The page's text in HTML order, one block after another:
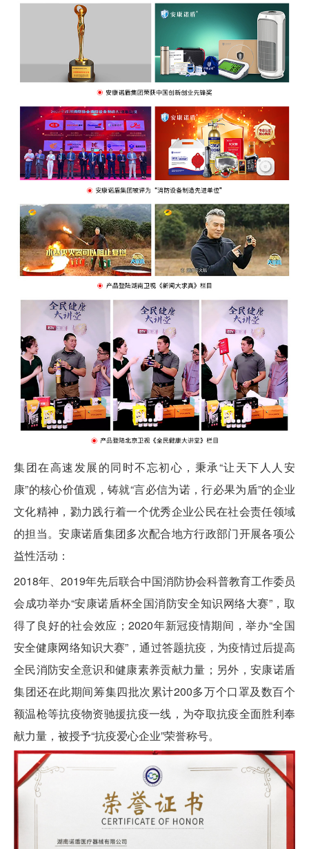
集团在高速发展的同时不忘初心，秉承“让天下人人安
康”的核心价值观，铸就“言必信为诺，行必果为盾”的企业
文化精神，勠力践行着一个优秀企业公民在社会责任领域
的担当。安康诺盾集团多次配合地方行政部门开展各项公
益性活动：
2018年、2019年先后联合中国消防协会科普教育工作委员
会成功举办“安康诺盾杯全国消防安全知识网络大赛”，取
得了良好的社会效应；2020年新冠疫情期间，举办“全国
安全健康网络知识大赛”，通过答题抗疫，为疫情过后提高
全民消防安全意识和健康素养贡献力量；另外，安康诺盾
集团还在此期间筹集四批次累计200多万个口罩及数百个
额温枪等抗疫物资驰援抗疫一线，为夺取抗疫全面胜利奉
献力量，被授予“抗疫爱心企业”荣誉称号。